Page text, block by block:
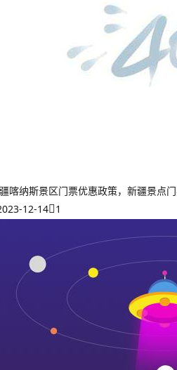
喀纳斯景区门票优惠政策，新疆景点
12-14 1